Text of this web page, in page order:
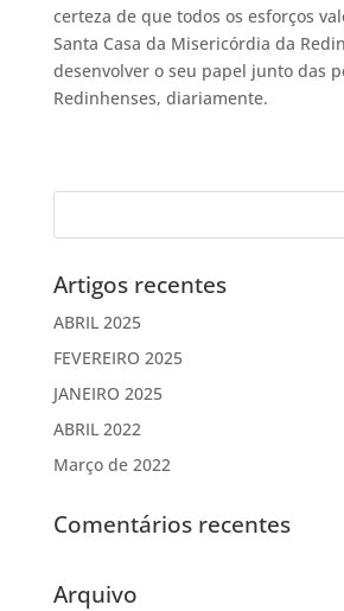
certeza de que todos os esforços
Santa Casa da Misericórdia da
desenvolver o seu papel junto das
Redinhenses, diariamente.
Artigos recentes
ABRIL 2025
FEVEREIRO 2025
JANEIRO 2025
ABRIL 2022
Março de 2022
Comentários recentes
Arquivo